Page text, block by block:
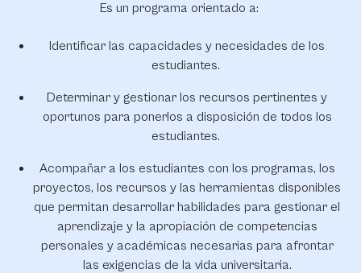
Es un programa orientado a:
Identificar las capacidades y necesidades de los
estudiantes.
Determinar y gestionar los recursos pertinentes y
oportunos para ponerlos a disposición de todos los
estudiantes.
Acompañar a los estudiantes con los programas, los
proyectos, los recursos y las herramientas disponibles
que permitan desarrollar habilidades para gestionar el
aprendizaje y la apropiación de competencias
personales y académicas necesarias para afrontar
las exigencias de la vida universitaria.